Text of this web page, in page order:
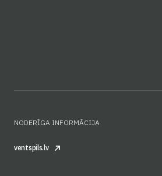
NODERĪGA INFORMĀCIJA
ventspils.lv